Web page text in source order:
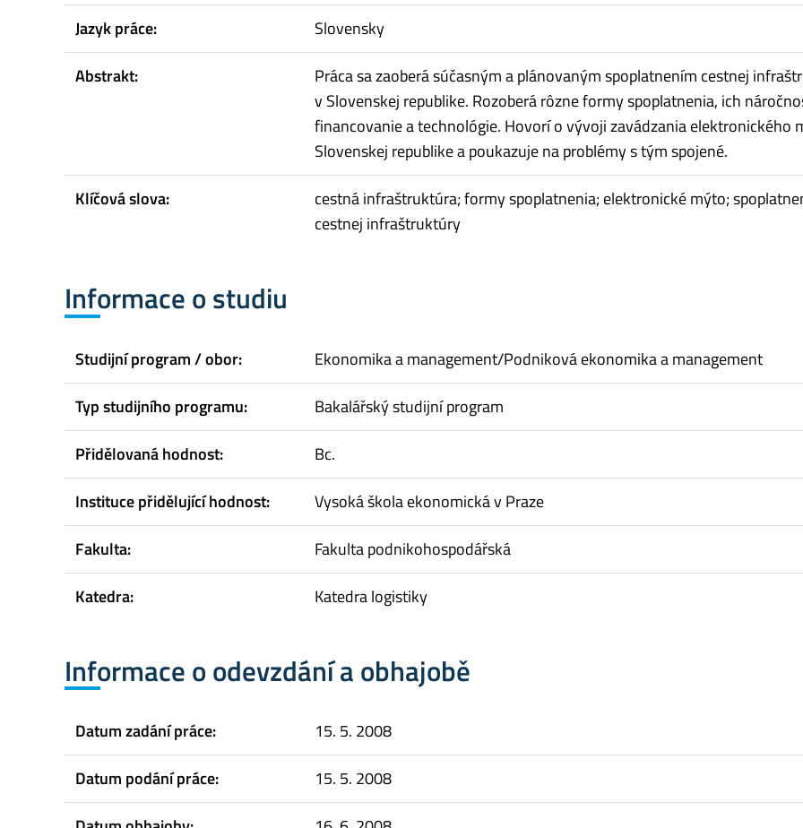
Jazyk práce:
Slovensky
Abstrakt:
Práca sa zaoberá súčasným a plánovaným spoplatnením cestnej
v Slovenskej republike. Rozoberá rôzne formy spoplatnenia, ich
financovanie a technológie. Hovorí o vývoji zavádzania elektronického
Slovenskej republike a poukazuje na problémy s tým spojené.
Klíčová slova:
cestná infraštruktúra; formy spoplatnenia; elektronické mýto;
cestnej infraštruktúry
Informace o studiu
Studijní program / obor:
Ekonomika a management/Podniková ekonomika a management
Typ studijního programu:
Bakalářský studijní program
Přidělovaná hodnost:
Bc.
Instituce přidělující hodnost:
Vysoká škola ekonomická v Praze
Fakulta:
Fakulta podnikohospodářská
Katedra:
Katedra logistiky
Informace o odevzdání a obhajobě
Datum zadání práce:
15. 5. 2008
Datum podání práce:
15. 5. 2008